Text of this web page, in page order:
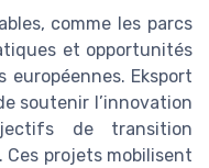
comme les parcs
et opportunités
européennes. Eksport
soutenir l’innovation
de transition
Ces projets mobilisent